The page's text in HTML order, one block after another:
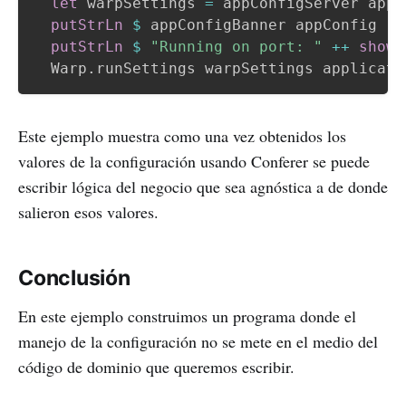
putStrLn
$ appConfigBanner
appConfig
putStrLn
$ "Running on port: " ++ show
Warp . runSettings warpSettings
Este ejemplo muestra como una vez obtenidos los
valores de la configuración usando Conferer se puede
escribir lógica del negocio que sea agnóstica a de donde
salieron esos valores.
Conclusión
En este ejemplo construimos un programa donde el
manejo de la configuración no se mete en el medio del
código de dominio que queremos escribir.